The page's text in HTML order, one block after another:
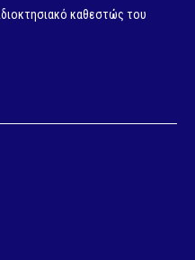
καθεστώς του